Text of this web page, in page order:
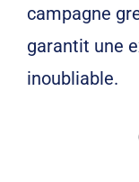
campagne
garantit une
inoubliable.